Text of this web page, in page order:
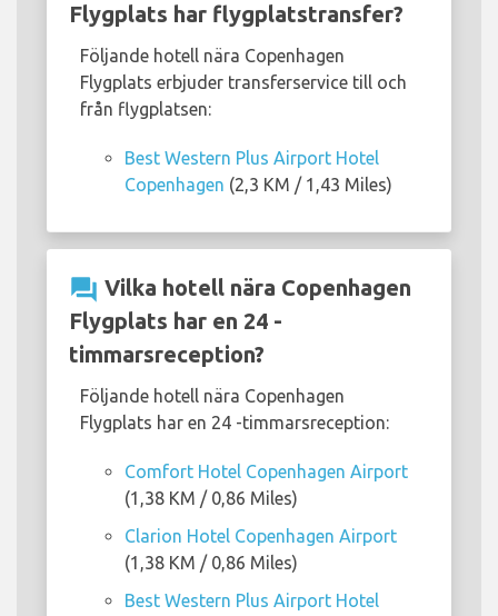
Flygplats har flygplatstransfer?
Följande hotell nära Copenhagen
Flygplats erbjuder transferservice till och
från flygplatsen:
Best Western Plus Airport Hotel
Copenhagen (2,3 KM / 1,43 Miles)
question_answer Vilka hotell nära Copenhagen
Flygplats har en 24 -
timmarsreception?
Följande hotell nära Copenhagen
Flygplats har en 24 -timmarsreception:
Comfort Hotel Copenhagen Airport
(1,38 KM / 0,86 Miles)
Clarion Hotel Copenhagen Airport
(1,38 KM / 0,86 Miles)
Best Western Plus Airport Hotel